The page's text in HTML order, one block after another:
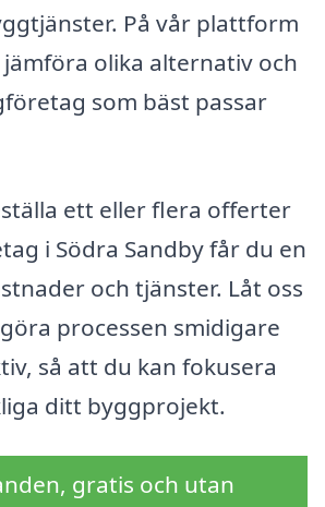
På vår plattform
olika alternativ och
som bäst passar
ett eller flera offerter
i Södra Sandby får du en
och tjänster. Låt oss
processen smidigare
så att du kan fokusera
ditt byggprojekt.
gratis och utan